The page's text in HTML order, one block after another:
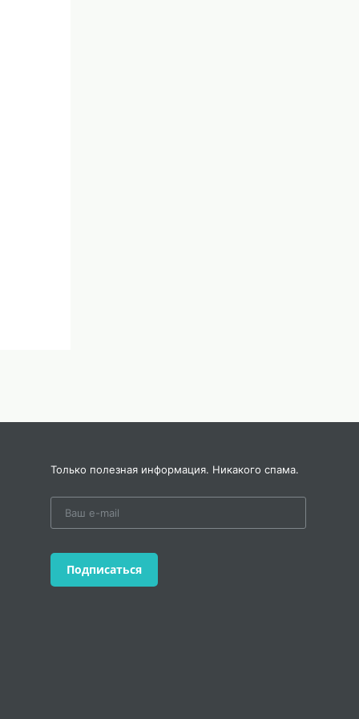
Только полезная информация. Никакого спама.
Подписаться